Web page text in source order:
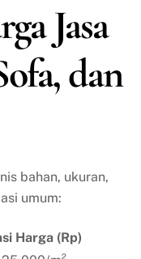
Jasa
dan
bahan, ukuran,
umum:
Harga (Rp)